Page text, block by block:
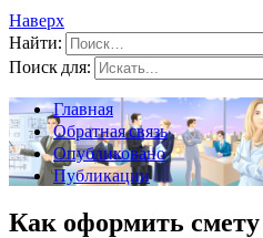
Наверх
Найти:
Поиск для:
Главная
Обратная связь
Опубликовано
Публикации
Как оформить смету